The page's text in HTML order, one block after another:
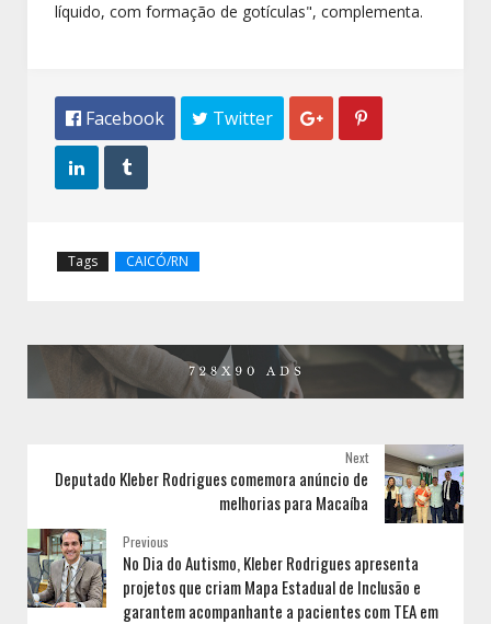
líquido, com formação de gotículas", complementa.
 Facebook  Twitter  
 
Tags CAICÓ/RN
Next
Deputado Kleber Rodrigues comemora anúncio de
melhorias para Macaíba
Previous
No Dia do Autismo, Kleber Rodrigues apresenta
projetos que criam Mapa Estadual de Inclusão e
garantem acompanhante a pacientes com TEA em